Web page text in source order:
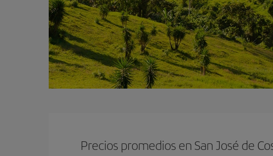
Precios promedios en San José de